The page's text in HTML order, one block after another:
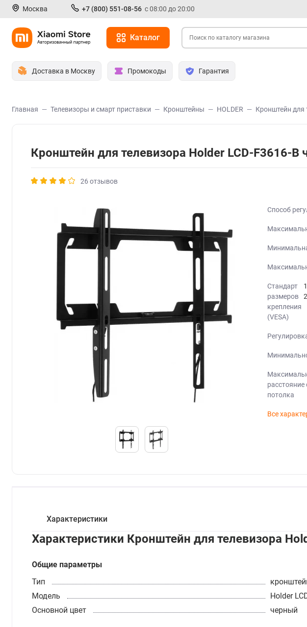
Москва +7 (800) 551-08-56 с 08:00 до 20:00
Каталог
Доставка в Москву Промокоды Гарантия
Главная Телевизоры и смарт приставки Кронштейны HOLDER Кронштейн для
Кронштейн для телевизора Holder LCD-F3616-B
26 отзывов
Способ
Стандарт
размеров
крепления
(VESA)
потолка
Все
Характеристики
Характеристики Кронштейн для телевизора
Общие параметры
Тип
Модель
Holder
Основной цвет
черный